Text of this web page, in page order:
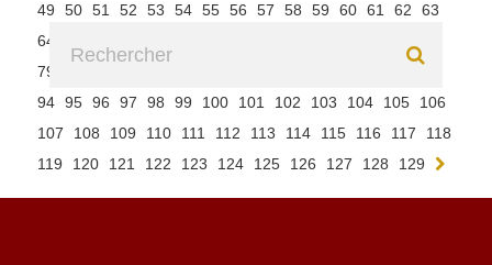
49
50 51 52 53 54 55 56 57 58 59 60 61 62
63
64
79
94 95 96 97 98 99 100 101 102 103 104 105
106
107
108 109 110 111 112 113 114 115 116 117
118
119
120 121 122 123 124 125 126 127 128 129